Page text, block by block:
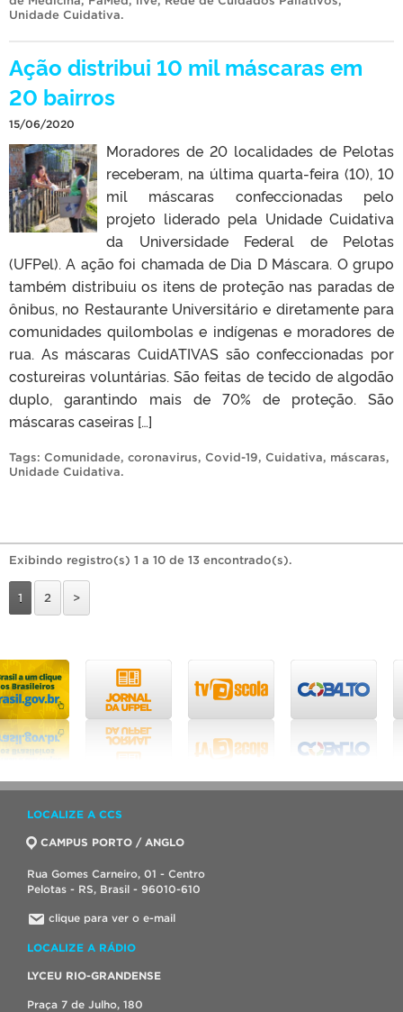
Unidade Cuidativa.
Ação distribui 10 mil máscaras em
20 bairros
15/06/2020
Moradores de 20 localidades de Pelotas
receberam, na última quarta-feira (10), 10
mil máscaras confeccionadas pelo
projeto liderado pela Unidade Cuidativa
da Universidade Federal de Pelotas
(UFPel). A ação foi chamada de Dia D Máscara. O grupo
também distribuiu os itens de proteção nas paradas de
ônibus, no Restaurante Universitário e diretamente para
comunidades quilombolas e indígenas e moradores de
rua. As máscaras CuidATIVAS são confeccionadas por
costureiras voluntárias. São feitas de tecido de algodão
duplo, garantindo mais de 70% de proteção. São
máscaras caseiras […]
Tags: Comunidade, coronavirus, Covid-19, Cuidativa, máscaras,
Unidade Cuidativa.
Exibindo registro(s) 1 a 10 de 13 encontrado(s).
1 2 >
LOCALIZE A CCS
CAMPUS PORTO / ANGLO
Rua Gomes Carneiro, 01 - Centro
Pelotas - RS, Brasil - 96010-610
clique para ver o e-mail
LOCALIZE A RÁDIO
LYCEU RIO-GRANDENSE
Praça 7 de Julho, 180